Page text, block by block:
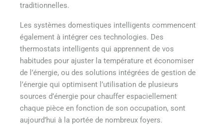
traditionnelles.
Les systèmes domestiques intelligents commencent
également à intégrer ces technologies. Des
thermostats intelligents qui apprennent de vos
habitudes pour ajuster la température et économiser
de l’énergie, ou des solutions intégrées de gestion de
l’énergie qui optimisent l’utilisation de plusieurs
sources d’énergie pour chauffer espaciellement
chaque pièce en fonction de son occupation, sont
aujourd’hui à la portée de nombreux foyers.